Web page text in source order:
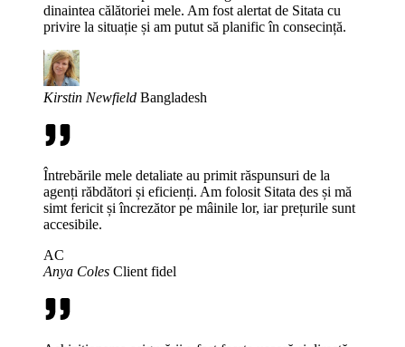
dinaintea călătoriei mele. Am fost alertat de Sitata cu
privire la situație și am putut să planific în consecință.
Kirstin Newfield Bangladesh
Întrebările mele detaliate au primit răspunsuri de la
agenți răbdători și eficienți. Am folosit Sitata des și mă
simt fericit și încrezător pe mâinile lor, iar prețurile sunt
accesibile.
AC
Anya Coles Client fidel